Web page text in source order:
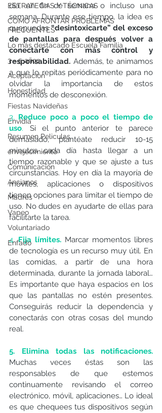
ESTRATEGIAS Y TÉCNICAS
CÓMO AFRONTAR PROBLEMAS
FRECUENTES
Lo más destacado Escuela Familia
3 - 5 años
Aceptación
Honestidad
Fiestas Navideñas
Envidia
Resumen Peliculas
envejecimiento
Comunicación
Ancianos
Madres
Vapeo
Voluntariado
Enfado
día, un fin de semana o incluso una
semana. Durante ese tiempo, la idea es
quepuedas “desintoxicarte” del exceso
de pantallas para después volver a
conectarte con más control y
responsabilidad. Además, te animamos
a que lo repitas periódicamente para no
olvidar la importancia de estos
momentos de desconexión.
3. Reduce poco a poco el tiempo de
uso. Si el punto anterior te parece
demasiado, plantéate reducir 10-15
minutos cada día hasta llegar a un
tiempo razonable y que se ajuste a tus
circunstancias. Hoy en día la mayoría de
móviles, aplicaciones o dispositivos
tienen opciones para limitar el tiempo de
uso. No dudes en ayudarte de ellas para
facilitarte la tarea.
4. Fija límites. Marcar momentos libres
de tecnología es un recurso muy útil. En
las comidas, a partir de una hora
determinada, durante la jornada laboral…
Es importante que haya espacios en los
que las pantallas no estén presentes.
Conseguirás reducir la dependencia y
conectarás con otras cosas del mundo
real.
5. Elimina todas las notificaciones.
Muchas veces éstas son las
responsables de que estemos
continuamente revisando el correo
electrónico, móvil, aplicaciones… Lo ideal
es que chequees tus dispositivos según